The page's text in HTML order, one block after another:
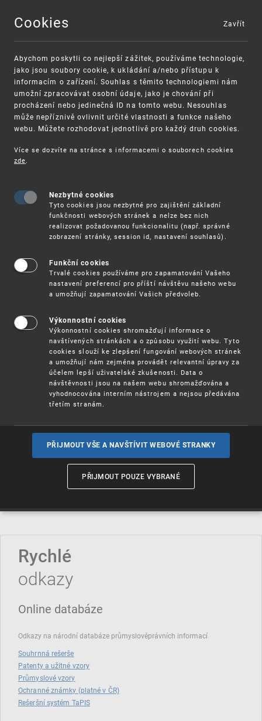
MENU
VAROVÁNÍ
Finanční podpora
Vynálezy / Patenty
Užitnévzory
Ochrannéznámky
Označení původua zeměpisná
Rychlé
odkazy
Online databáze
Odkazy na národní databáze průmyslověprávních informací
Souhrnná rešerše
Patenty a užitné vzory
Průmyslové vzory
Ochranné známky (platné v ČR)
Rešeršní systém TaPIS
Cookies
Abychom poskytli co nejlepší zážitek, používáme technologie,
jako jsou soubory cookie, k ukládání a/nebo přístupu k
informacím o zařízení. Souhlas s těmito technologiemi nám
umožní zpracovávat osobní údaje, jako je chování při
procházení nebo jedinečná ID na tomto webu. Nesouhlas
může nepříznivě ovlivnit určité vlastnosti a funkce našeho
webu. Můžete rozhodovat jednotlivě pro každý druh cookies.
Více se dozvíte na stránce s informacemi o souborech cookies
zde.
Nezbytné cookies
Tyto cookies jsou nezbytné pro zajištění základní
funkčnosti webových stránek a nelze bez nich
realizovat požadovanou funkcionalitu (např. správné
zobrazení stránky, session id, nastavení souhlasů).
Funkční cookies
Trvalé cookies používáme pro zapamatování Vašeho
nastavení preferencí pro příští návštěvu našeho webu
a umožňují zapamatování Vašich předvoleb.
Výkonnostní cookies
Výkonnostní cookies shromažďují informace o
navštívených stránkách a o způsobu využití webu. Tyto
cookies slouží ke zlepšení fungování webových stránek
a umožňují nám zejména provádět relevantní úpravy za
účelem lepší uživatelské zkušenosti. Data o
návštěvnosti jsou na našem webu shromažďována a
vyhodnocována interním nástrojem a nejsou předávána
třetím stranám.
PŘIJMOUT VŠE A NAVŠTÍVIT WEBOVÉ STRANKY
PŘIJMOUT POUZE VYBRANÉ
Zavřít